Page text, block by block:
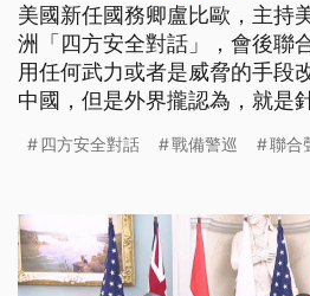
美國新任國務卿盧比歐，主持
洲「四方安全對話」，會後聯
用任何武力或者是威脅的手段
中國，但是外界攏認為，就是
出來，閣有一隻無人機踅臺灣
四方安全對話 戰備警巡 聯合